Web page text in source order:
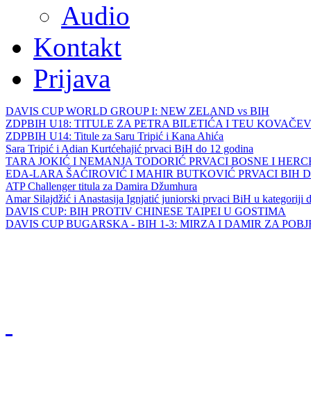
Audio
Kontakt
Prijava
DAVIS CUP WORLD GROUP I: NEW ZELAND vs BIH
ZDPBIH U18: TITULE ZA PETRA BILETIĆA I TEU
ZDPBIH U14: Titule za Saru Tripić i Kana Ahića
Sara Tripić i Adian Kurtćehajić prvaci BiH do 12 godina
TARA JOKIĆ I NEMANJA TODORIĆ PRVACI BOSNE I
EDA-LARA ŠAĆIROVIĆ I MAHIR BUTKOVIĆ PRVACI BIH
ATP Challenger titula za Damira Džumhura
Amar Silajdžić i Anastasija Ignjatić juniorski prvaci BiH u kategoriji
DAVIS CUP: BIH PROTIV CHINESE TAIPEI U GOSTIMA
DAVIS CUP BUGARSKA - BIH 1-3: MIRZA I DAMIR ZA